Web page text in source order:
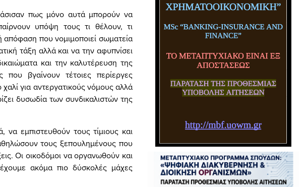
πως μόνο αυτά μπορούν να
υπόψη τους τι θέλουν, τι
απόφαση που νομιμοποιεί σωματεία
τάξη αλλά και να την αφυπνίσει
και την καλυτέρευση της
βγαίνουν τέτοιες περίεργες
για αντεργατικούς νόμους αλλά
δυσωδία των συνδικαλιστών της
να εμπιστευθούν τους τίμιους και
τους ξεπουλημένους που
Οι οικοδόμοι να οργανωθούν και
ακόμα πιο δύσκολές μάχες